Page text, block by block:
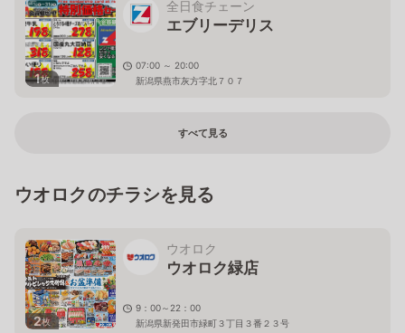
1枚
全日食チェーン
エブリーデリス
07:00 ～ 20:00
新潟県燕市灰方字北７０７
すべて見る
ウオロクのチラシを見る
2枚
ウオロク
ウオロク緑店
9：00～22：00
新潟県新発田市緑町３丁目３番２３号